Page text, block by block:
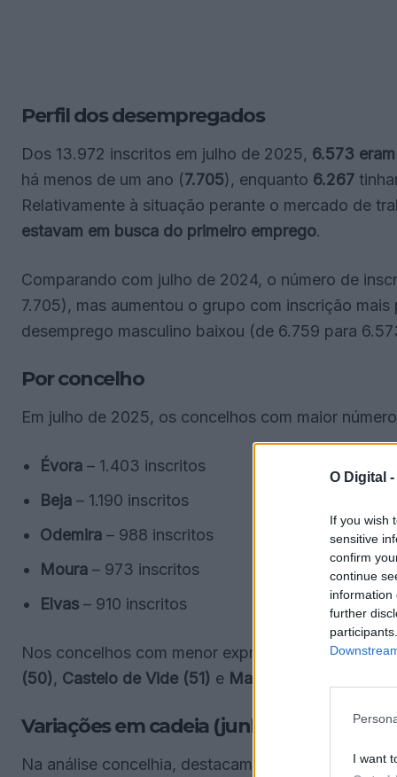
O Digital -
If you wish
sensitive
confirm
continue
information
further
I want
Perfil dos desempregados
Dos 13.972 inscritos em julho de 2025, 6.573
há menos de um ano (7.705), enquanto 6.267
Relativamente à situação perante o mercado de
estavam em busca do primeiro emprego.
Comparando com julho de 2024, o número de
7.705), mas aumentou o grupo com inscrição
desemprego masculino baixou (de 6.759 para
Por concelho
Em julho de 2025, os concelhos com maior
Évora – 1.403 inscritos
Beja – 1.190 inscritos
Odemira – 988 inscritos
Moura – 973 inscritos
Elvas – 910 inscritos
Nos concelhos com menor expressão, os valores
(50), Castelo de Vide (51) e Marvão (61)
Variações em cadeia (junho → julho
Na análise concelhia, destacam-se as subidas em